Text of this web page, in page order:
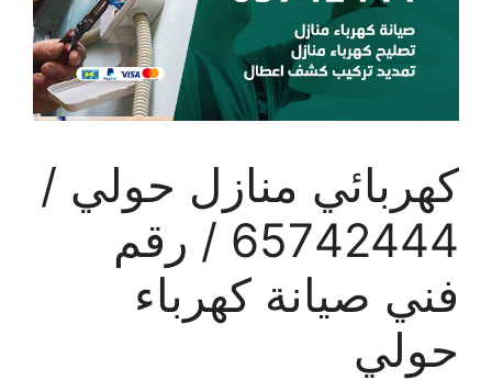
كهربائي منازل حولي /
65742444 / رقم
فني صيانة كهرباء
حولي